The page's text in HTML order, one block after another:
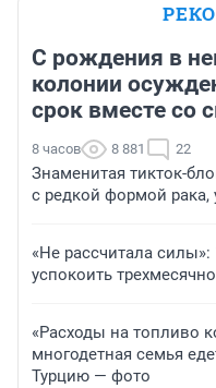
С рождения в
колонии
срок вместе со
8 часов 8 881 22
Знаменитая тикток-
с редкой формой рака,
«Не рассчитала
успокоить
«Расходы на топливо
многодетная семья
Турцию — фото